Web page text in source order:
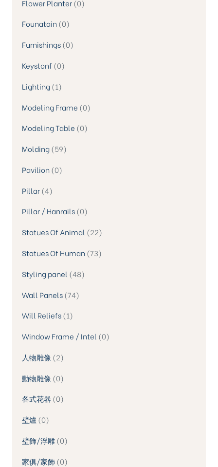
Flower Planter 0
Founatain 0
Furnishings 0
Keystonf 0
Lighting 1
Modeling Frame 0
Modeling Table 0
Molding 59
Pavilion 0
Pillar 4
Pillar / Hanrails 0
Statues Of Animal 22
Statues Of Human 73
Styling panel 48
Wall Panels 74
Will Reliefs 1
Window Frame / Intel 0
人物雕像 2
動物雕像 0
各式花器 0
壁爐 0
壁飾/浮雕 0
家俱/家飾 0